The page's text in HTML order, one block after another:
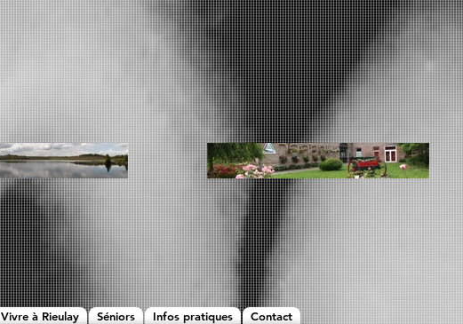
Vivre à Rieulay Séniors Infos pratiques Contact